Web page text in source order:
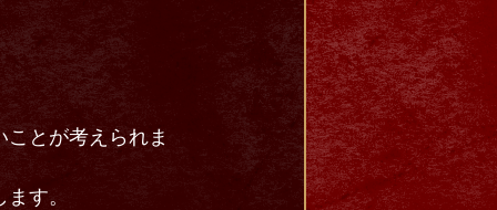
とが考えられま
す。